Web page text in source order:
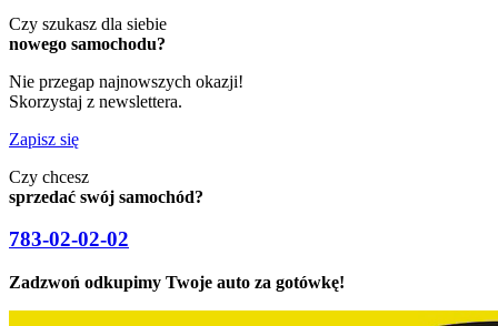
Czy szukasz dla siebie
nowego samochodu?
Nie przegap najnowszych okazji!
Skorzystaj z newslettera.
Zapisz się
Czy chcesz
sprzedać swój samochód?
783-02-02-02
Zadzwoń odkupimy Twoje auto za gotówkę!